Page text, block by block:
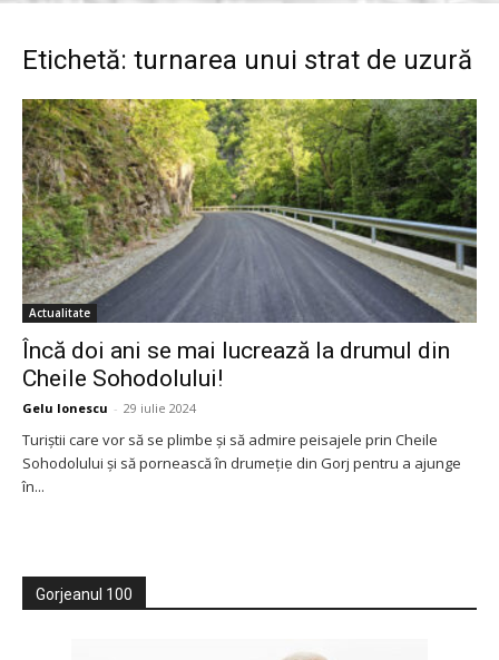
Etichetă: turnarea unui strat de uzură
Actualitate
Încă doi ani se mai lucrează la drumul din
Cheile Sohodolului!
Gelu Ionescu - 29 iulie 2024
Turiștii care vor să se plimbe și să admire peisajele prin Cheile
Sohodolului și să pornească în drumeție din Gorj pentru a ajunge
în...
Gorjeanul 100